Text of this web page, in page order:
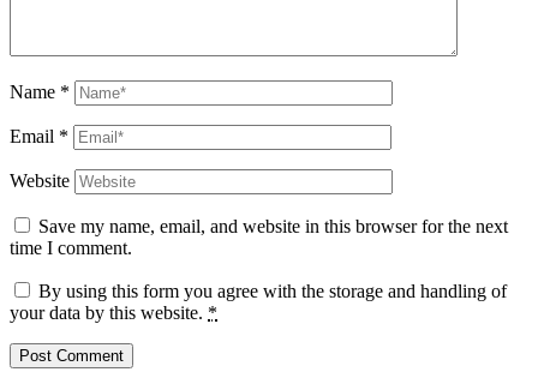
Name *
Email *
Website
Save my name, email, and website in this browser for the next
time I comment.
By using this form you agree with the storage and handling of
your data by this website. *